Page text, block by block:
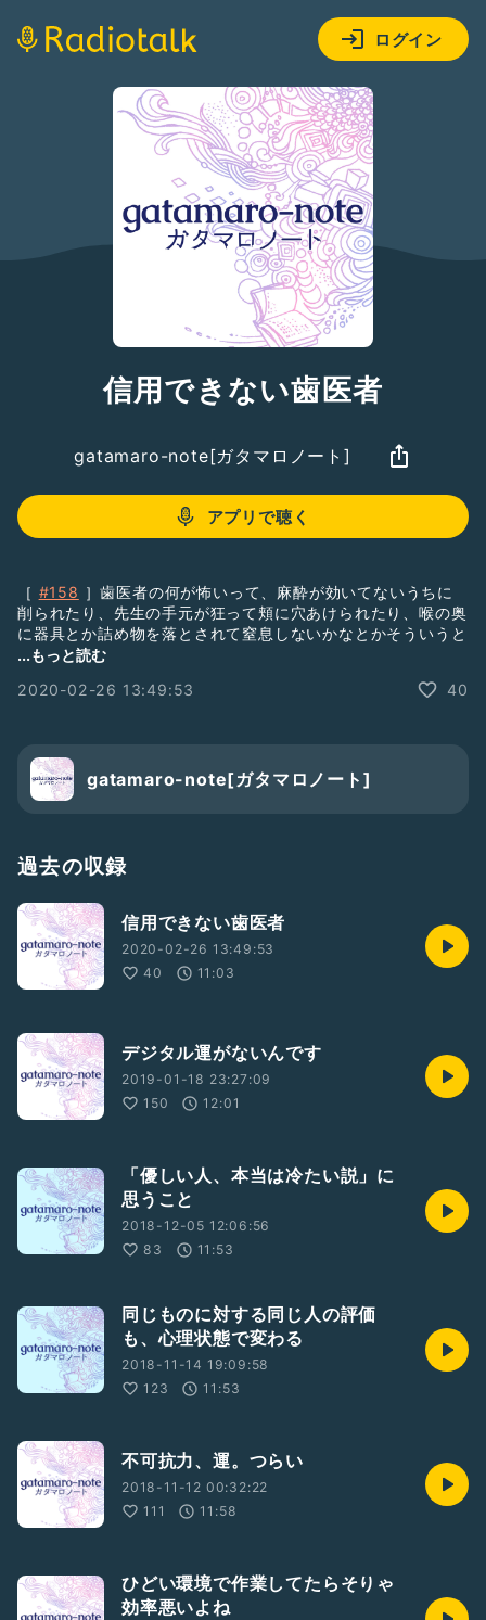
ログイン
信用できない歯医者
gatamaro-note[ガタマロノート]
アプリで聴く
［ #158 ］歯医者の何が怖いって、麻酔が効いてないうちに
削られたり、先生の手元が狂って頬に穴あけられたり、喉の奥
に器具とか詰め物を落とされて窒息しないかなとかそういうと
ころなんですよねー。普通に無事に治療受けるだけならそんな
https://linktr.ee/gatamaro
...もっと読む
2020-02-26 13:49:53
40
gatamaro-note[ガタマロノート]
過去の収録
信用できない歯医者
2020-02-26 13:49:53
40
11:03
デジタル運がないんです
2019-01-18 23:27:09
150
12:01
「優しい人、本当は冷たい説」に
思うこと
2018-12-05 12:06:56
83
11:53
同じものに対する同じ人の評価
も、心理状態で変わる
2018-11-14 19:09:58
123
11:53
不可抗力、運。つらい
2018-11-12 00:32:22
111
11:58
ひどい環境で作業してたらそりゃ
効率悪いよね